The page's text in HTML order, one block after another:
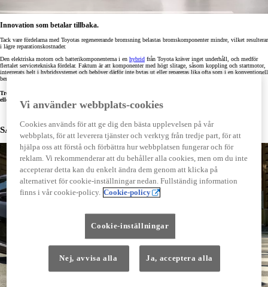
Innovation som betalar tillbaka.
Tack vare fördelarna med Toyotas regenererande bromsning belastas bromskomponenter mindre, vilket resulterar
i lägre reparationskostnader.
Den elektriska motorn och batterikomponenterna i en hybrid från Toyota kräver inget underhåll, och medför
flertalet servicetekniska fördelar. Faktum är att komponenter med högt slitage, såsom koppling och startmotor,
integrerats helt i hybridsystemet och behöver därför inte bytas ut eller repareras lika ofta som i en konventionell
bensin- eller dieseldriven bil.
Tror du fortfarande att hybrider är dyra att underhålla? Upptäck svar på fler vanliga frågor nedan
eller ta reda på vilken hybrid som passar dig bäst i vårt modellutbud av
SÅ FUNKAR DET - HYBRID
Vi använder webbplats-cookies
Cookies används för att ge dig den bästa upplevelsen på vår
webbplats, för att leverera tjänster och verktyg från tredje part, för att
hjälpa oss att förstå och förbättra hur webbplatsen fungerar och för
reklam. Vi rekommenderar att du behåller alla cookies, men om du inte
accepterar detta kan du enkelt ändra dem genom att klicka på
alternativet för cookie-inställningar nedan. Fullständig information
finns i vår cookie-policy. Cookie-policy
Cookie-inställningar
Nej, avvisa alla Ja, acceptera alla